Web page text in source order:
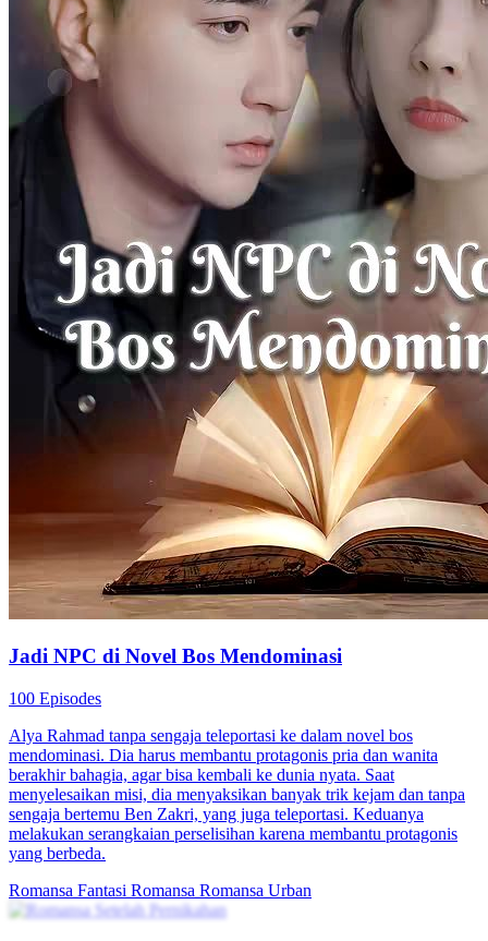
Kejutan Takdir Cinta
94 Episodes
Demi mendapatkan mahar berjumlah besar, ayah Amanda Gunawan
menikahkan putrinya dengan seorang pria bernama Rama Harris
yang dikenal idiot. Akan tetapi, takdir berkata lain. Ingatan Rama
pulih dan dia pun menemukan fakta yang mengejutkan: ayah
Amanda adalah dalang di balik kematian orang tuanya. Setelah
mengetahui ini, kemarahan Rama tak terbendung dan dia langsung
melampiaskannya pada Amanda. Akan tetapi, di tengah konflik
yang berlangsung, identitas Amanda yang sebenarnya pun
terungkap dan membuka jalan cerita baru di tengah cerita yang
sedang berlangsung.
Identitas TersembunyiRomansaRomansa Urban
Ibu Tiri Imut
Lia masuk ke dalam cerita. Setelah masuk cerita, dia harus jadi ibu
tiri Tuan Muda berumur 17 tahun yang kejam. Bukankah ini tragis?
Demi memutarbalikkan kisah yang bagaikan neraka ini, Lia
bersumpah akan jadi ibu tiri yang baik, hadapi anak sambung
pembangkang dan suami jahat, jadi seseorang yang peduli.
Cinta Setelah PernikahanRomansaRomansa Urban